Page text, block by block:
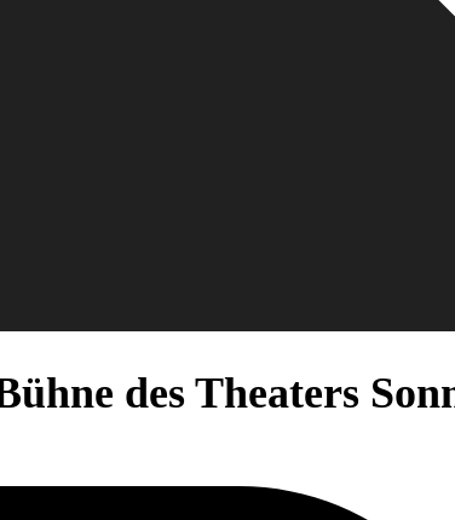
des Theaters